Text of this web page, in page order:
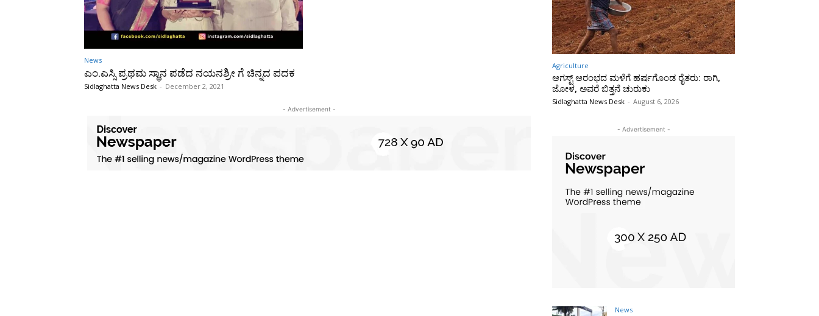
News
ಎಂ.ಎಸ್ಸಿ ಪ್ರಥಮ ಸ್ಥಾನ ಪಡೆದ ನಯನಶ್ರೀ ಗೆ ಚಿನ್ನದ ಪದಕ
Sidlaghatta News Desk - December 2, 2021
- Advertisement -
Agriculture
ಆಗಸ್ಟ್ ಆರಂಭದ ಮಳೆಗೆ ಹರ್ಷಗೊಂಡ ರೈತರು: ರಾಗಿ,
ಜೋಳ, ಅವರೆ ಬಿತ್ತನೆ ಚುರುಕು
Sidlaghatta News Desk - August 6, 2026
- Advertisement -
News